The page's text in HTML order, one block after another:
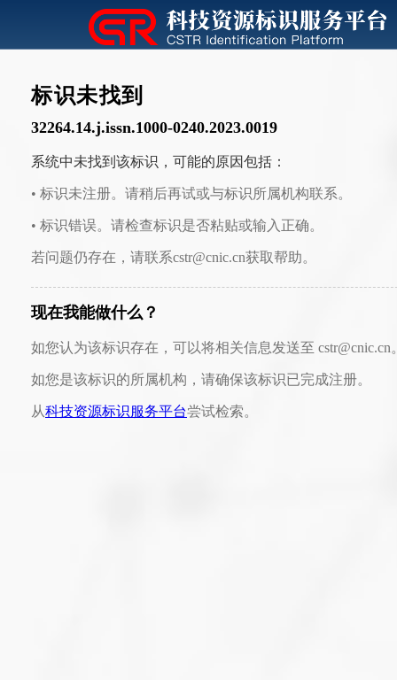
标识未找到
32264.14.j.issn.1000-0240.2023.0019
系统中未找到该标识，可能的原因包括：
• 标识未注册。请稍后再试或与标识所属机构联系。
• 标识错误。请检查标识是否粘贴或输入正确。
若问题仍存在，请联系cstr@cnic.cn获取帮助。
现在我能做什么？
如您认为该标识存在，可以将相关信息发送至 cstr@cnic.cn
如您是该标识的所属机构，请确保该标识已完成注册。
从科技资源标识服务平台尝试检索。